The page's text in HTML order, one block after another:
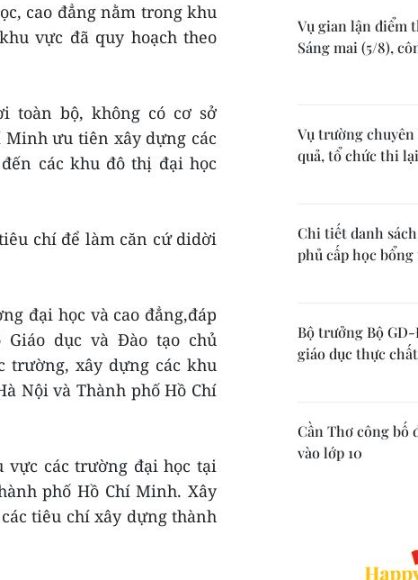
cao đẳng nằm trong khu
vực đã quy hoạch theo
toàn bộ, không có cơ sở
Minh ưu tiên xây dựng các
các khu đô thị đại học
chí để làm căn cứ didời
đại học và cao đẳng,đáp
dục và Đào tạo chủ
trường, xây dựng các khu
Nội và Thành phố Hồ Chí
vực các trường đại học tại
phố Hồ Chí Minh. Xây
tiêu chí xây dựng thành
Vụ gian lận điểm
Sáng mai (5/8),
Vụ trường chuyên
quả, tổ chức thi
Chi tiết danh
phủ cấp học bổng
Bộ trưởng Bộ
giáo dục thực
Cần Thơ công bố
vào lớp 10